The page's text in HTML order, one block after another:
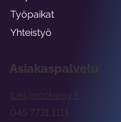
Asiakaspalvelu
tuki@rockway.fi
045 7731 1111
Työpaikat
Yhteistyö